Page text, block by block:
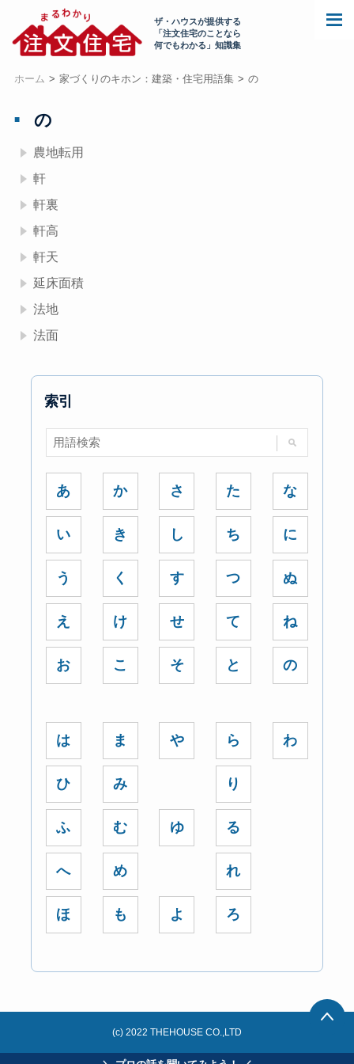
ザ・ハウスが提供する
「注文住宅のことなら
何でもわかる」知識集
ホーム 家づくりのキホン：建築・住宅用語集 の
の
農地転用
軒
軒裏
軒高
軒天
延床面積
法地
法面
索引
あ
い
う
え
お
か
き
く
け
こ
さ
し
す
せ
そ
た
ち
つ
て
と
な
に
ぬ
ね
の
は
ひ
ふ
へ
ほ
ま
み
む
め
も
や
ゆ
よ
ら
り
る
れ
ろ
わ
(c) 2022 THEHOUSE CO.,LTD